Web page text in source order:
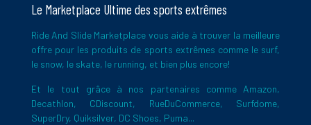
Le Marketplace Ultime des sports extrêmes
Ride And Slide Marketplace vous aide à trouver la meilleure
offre pour les produits de sports extrêmes comme le surf,
le snow, le skate, le running, et bien plus encore!
Et le tout grâce à nos partenaires comme Amazon,
Decathlon, CDiscount, RueDuCommerce, Surfdome,
SuperDry, Quiksilver, DC Shoes, Puma...